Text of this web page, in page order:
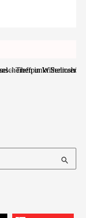
in
– Treffpunkt Senioren